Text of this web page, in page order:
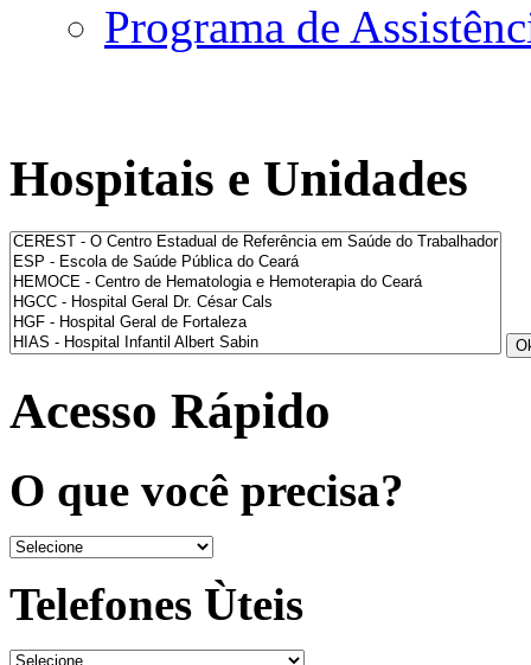
Programa de
Hospitais e Unidades
Acesso Rápido
O que você precisa?
Telefones Ùteis